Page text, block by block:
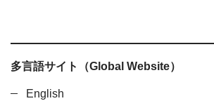
多言語サイト（Global Website）
English